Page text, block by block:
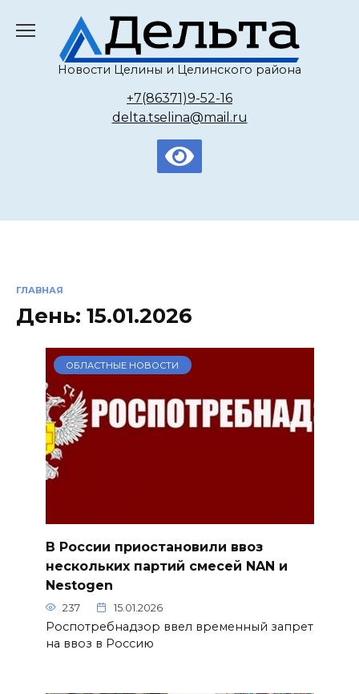
содержанию
Новости Целины и Целинского района
+7(86371)9-52-16
delta.tselina@mail.ru
ГЛАВНАЯ
День: 15.01.2026
ОБЛАСТНЫЕ НОВОСТИ
В России приостановили ввоз
нескольких партий смесей NAN и
Nestogen
237 15.01.2026
Роспотребнадзор ввел временный запрет
на ввоз в Россию